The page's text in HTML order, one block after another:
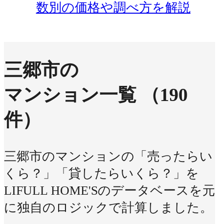
数別の価格や調べ方を解説
三郷市の
マンション一覧
（190
件）
三郷市のマンションの「売ったらい
くら？」「貸したらいくら？」を
LIFULL HOME'Sのデータベースを元
に独自のロジックで計算しました。